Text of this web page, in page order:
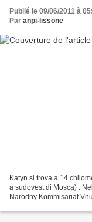
Publié le 09/06/2011 à
Par anpi-lissone
Katyn si trova a 14
a sudovest di Mosca) .
Narodny Kommisariat